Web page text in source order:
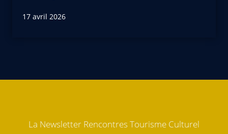
17 avril 2026
La Newsletter Rencontres Tourisme Culturel